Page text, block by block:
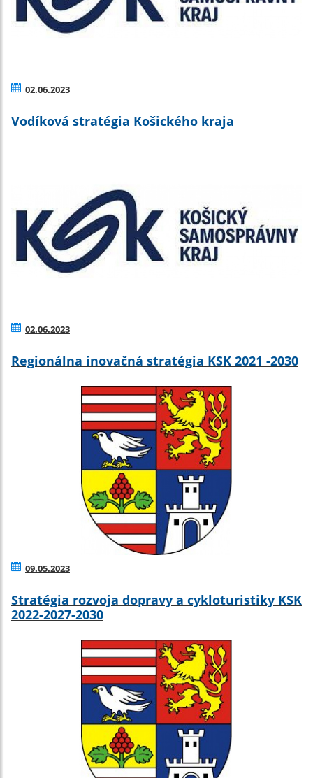
02.06.2023
Vodíková stratégia Košického kraja
02.06.2023
Regionálna inovačná stratégia KSK 2021 -2030
09.05.2023
Stratégia rozvoja dopravy a cykloturistiky KSK
2022-2027-2030